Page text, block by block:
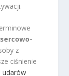
z
ciśnienie
udarów